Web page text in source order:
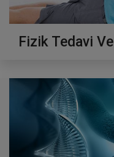
Fizik Tedavi